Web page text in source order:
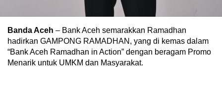
Banda Aceh – Bank Aceh semarakkan Ramadhan
hadirkan GAMPONG RAMADHAN, yang di kemas dalam
“Bank Aceh Ramadhan in Action” dengan beragam Promo
Menarik untuk UMKM dan Masyarakat.